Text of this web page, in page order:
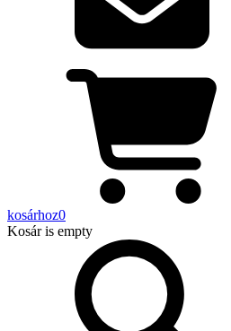
kosárhoz0
Kosáris empty